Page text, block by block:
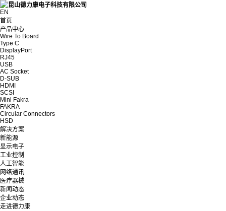
EN
首页
产品中心
Wire To Board
Type C
DisplayPort
RJ45
USB
AC Socket
D-SUB
HDMI
SCSI
Mini Fakra
FAKRA
Circular Connectors
HSD
解决方案
新能源
显示电子
工业控制
人工智能
网络通讯
医疗器械
新闻动态
企业动态
走进德力康